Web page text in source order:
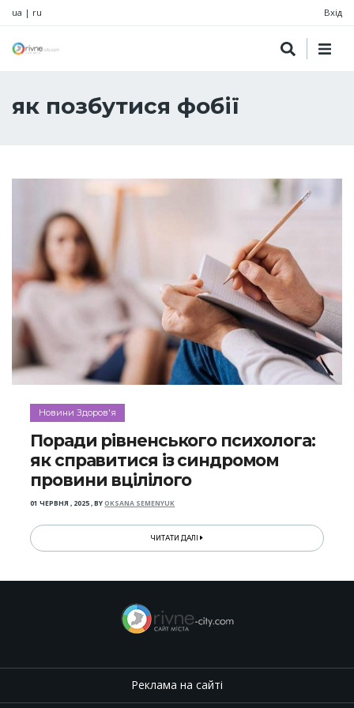
ua | ru Вхід
як позбутися фобії
Новини Здоров'я
Поради рівненського психолога:
як справитися із синдромом
провини вцілілого
01 ЧЕРВНЯ , 2025,BYOKSANA SEMENYUK
ЧИТАТИ ДАЛІ
Реклама на сайті